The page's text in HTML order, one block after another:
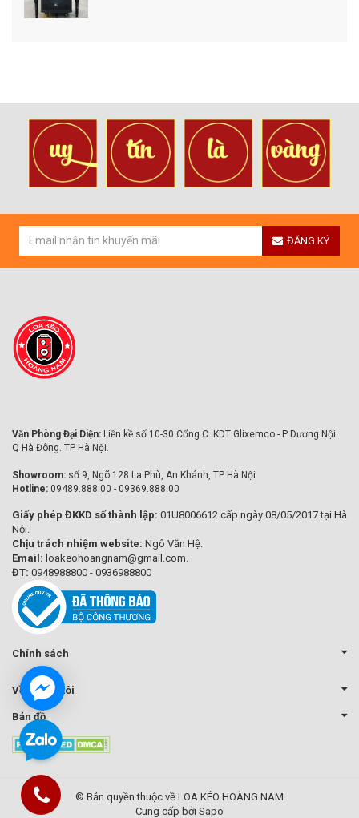
ĐĂNG KÝ
Văn Phòng Đại Diện: Liền kề số 10-30 Cổng C. KDT Glixemco - P Dương Nội.
Q Hà Đông. TP Hà Nội.
Showroom: số 9, Ngõ 128 La Phù, An Khánh, TP Hà Nội
Hotline: 09489.888.00 - 09369.888.00
Giấy phép ĐKKD số thành lập: 01U8006612 cấp ngày 08/05/2017 tại Hà
Nội.
Chịu trách nhiệm website: Ngô Văn Hệ.
Email: loakeohoangnam@gmail.com.
ĐT: 0948988800 - 0936988800
Chính sách
Về chúng tôi
Bản đồ
© Bản quyền thuộc về LOA KÉO HOÀNG NAM
Cung cấp bởi Sapo